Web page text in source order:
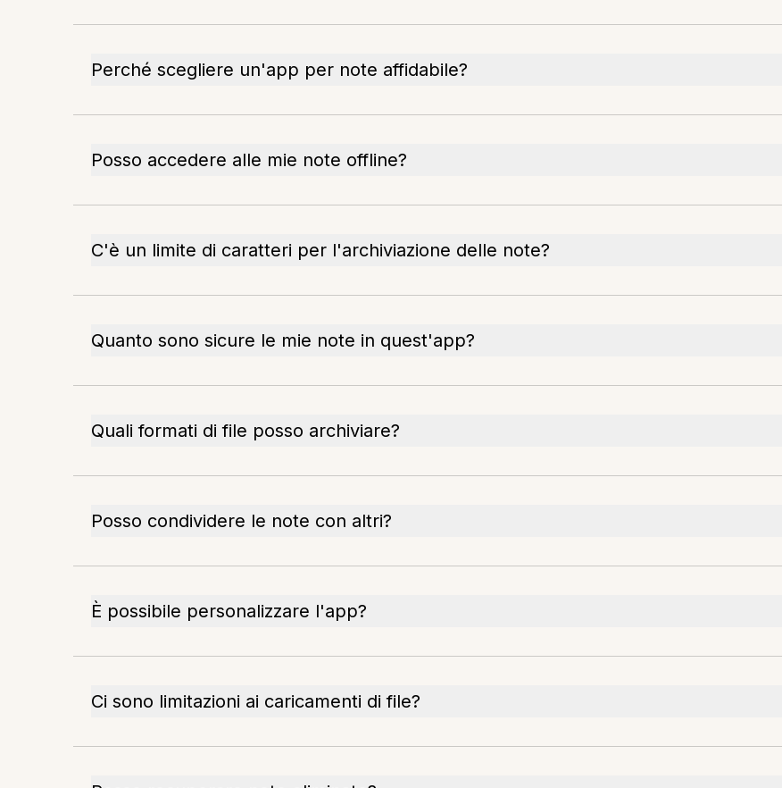
Perché scegliere un'app per note affidabile?
Posso accedere alle mie note offline?
C'è un limite di caratteri per l'archiviazione delle note?
Quanto sono sicure le mie note in quest'app?
Quali formati di file posso archiviare?
Posso condividere le note con altri?
È possibile personalizzare l'app?
Ci sono limitazioni ai caricamenti di file?